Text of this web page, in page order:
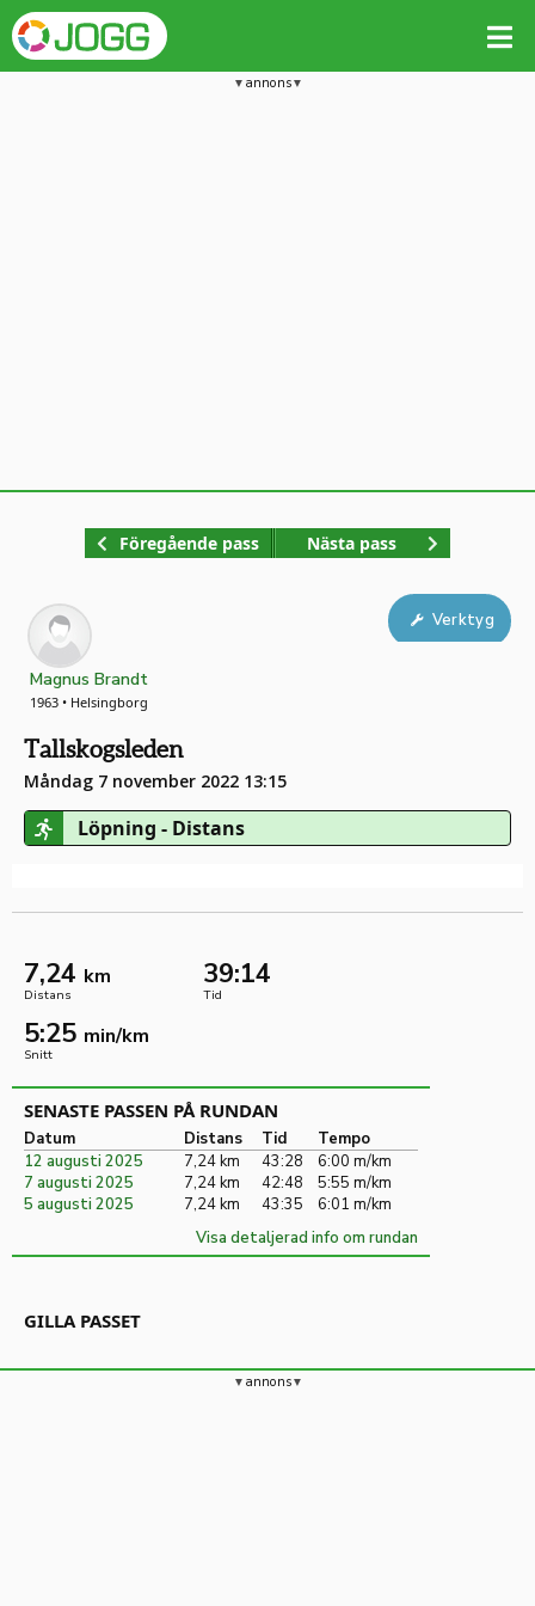
annons
Föregående pass Nästa pass
Magnus Brandt
1963 • Helsingborg
Tallskogsleden
Måndag 7 november 2022 13:15
Löpning - Distans
Verktyg
7,24 km
Distans
39:14
Tid
5:25 min/km
Snitt
SENASTE PASSEN PÅ RUNDAN
Datum Distans Tid
Tempo
12 augusti 2025
7,24 km 43:28
6:00 m/km
7 augusti 2025
7,24 km 42:48
5:55 m/km
5 augusti 2025
7,24 km 43:35
6:01 m/km
Visa detaljerad info om rundan
GILLA PASSET
annons